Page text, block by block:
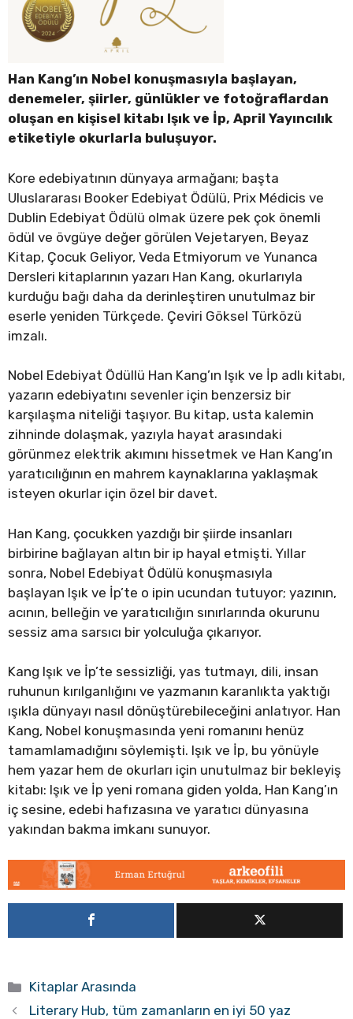
Han Kang’ın Nobel konuşmasıyla başlayan,
denemeler, şiirler, günlükler ve fotoğraflardan
oluşan en kişisel kitabı Işık ve İp, April Yayıncılık
etiketiyle okurlarla buluşuyor.
Kore edebiyatının dünyaya armağanı; başta
Uluslararası Booker Edebiyat Ödülü, Prix Médicis ve
Dublin Edebiyat Ödülü olmak üzere pek çok önemli
ödül ve övgüye değer görülen Vejetaryen, Beyaz
Kitap, Çocuk Geliyor, Veda Etmiyorum ve Yunanca
Dersleri kitaplarının yazarı Han Kang, okurlarıyla
kurduğu bağı daha da derinleştiren unutulmaz bir
eserle yeniden Türkçede. Çeviri Göksel Türközü
imzalı.
Nobel Edebiyat Ödüllü Han Kang’ın Işık ve İp adlı kitabı,
yazarın edebiyatını sevenler için benzersiz bir
karşılaşma niteliği taşıyor. Bu kitap, usta kalemin
zihninde dolaşmak, yazıyla hayat arasındaki
görünmez elektrik akımını hissetmek ve Han Kang’ın
yaratıcılığının en mahrem kaynaklarına yaklaşmak
isteyen okurlar için özel bir davet.
Han Kang, çocukken yazdığı bir şiirde insanları
birbirine bağlayan altın bir ip hayal etmişti. Yıllar
sonra, Nobel Edebiyat Ödülü konuşmasıyla
başlayan Işık ve İp’te o ipin ucundan tutuyor; yazının,
acının, belleğin ve yaratıcılığın sınırlarında okurunu
sessiz ama sarsıcı bir yolculuğa çıkarıyor.
Kang Işık ve İp’te sessizliği, yas tutmayı, dili, insan
ruhunun kırılganlığını ve yazmanın karanlıkta yaktığı
ışıkla dünyayı nasıl dönüştürebileceğini anlatıyor. Han
Kang, Nobel konuşmasında yeni romanını henüz
tamamlamadığını söylemişti. Işık ve İp, bu yönüyle
hem yazar hem de okurları için unutulmaz bir bekleyiş
kitabı: Işık ve İp yeni romana giden yolda, Han Kang’ın
iç sesine, edebi hafızasına ve yaratıcı dünyasına
yakından bakma imkanı sunuyor.
Kategoriler
Kitaplar Arasında
Literary Hub, tüm zamanların en iyi 50 yaz